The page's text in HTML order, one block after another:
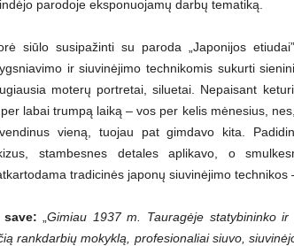
parodoje eksponuojamų darbų tematiką.
siūlo susipažinti su paroda „Japonijos
ir siuvinėjimo technikomis sukurti
moterų portretai, siluetai. Nepaisant
labai trumpą laiką – vos per kelis mėnesius,
vieną, tuojau pat gimdavo kita.
stambesnes detales aplikavo, o
tradicinės japonų siuvinėjimo technikos
„Gimiau 1937 m. Tauragėje statybininko
rankdarbių mokyklą, profesionaliai siuvo,